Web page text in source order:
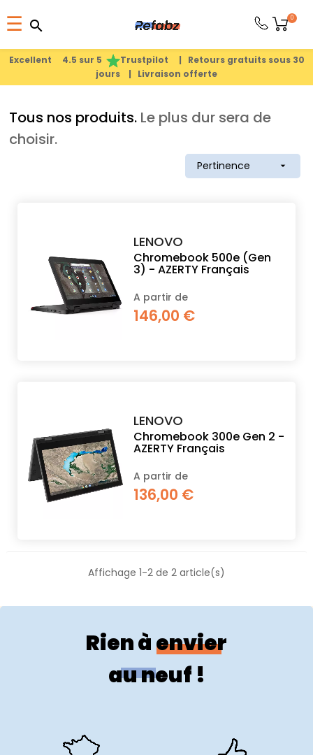
Excellent 4.5 sur 5 Trustpilot | Retours gratuits sous 30
jours | Livraison offerte
Basculer
la
navigation
☰ search
0
search
Tous nos produits. Le plus dur sera de
choisir.
Pertinence 
LENOVO
Chromebook 500e (Gen
3) - AZERTY Français
A partir de
146,00 €
LENOVO
Chromebook 300e Gen 2 -
AZERTY Français
A partir de
136,00 €
Affichage 1-2 de 2 article(s)
Rien à envier
au neuf !
search
PRODUITS
APPLE
VENTES
FR